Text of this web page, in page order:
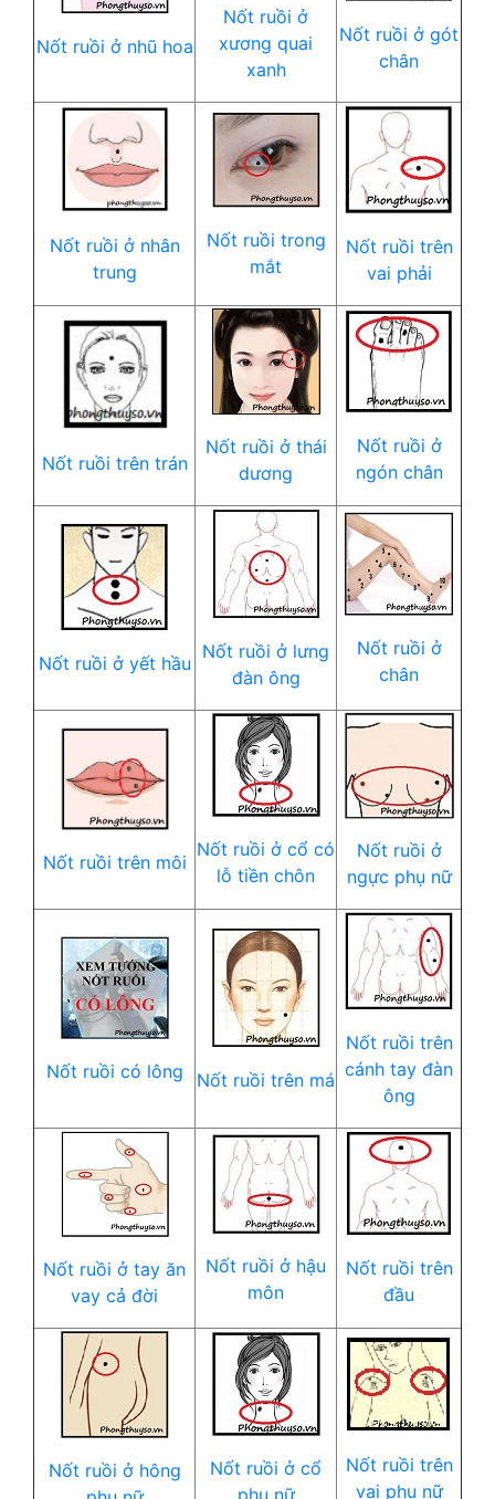
Nốt ruồi ở nhũ hoa
Nốt ruồi ở
xương quai
xanh
Nốt ruồi ở gót
chân
Nốt ruồi ở nhân
trung
Nốt ruồi trong
mắt
Nốt ruồi trên
vai phải
Nốt ruồi trên trán
Nốt ruồi ở thái
dương
Nốt ruồi ở
ngón chân
Nốt ruồi ở yết hầu
Nốt ruồi ở lưng
đàn ông
Nốt ruồi ở
chân
Nốt ruồi trên môi
Nốt ruồi ở cổ có
lỗ tiền chôn
Nốt ruồi ở
ngực phụ nữ
Nốt ruồi có lông Nốt ruồi trên má
Nốt ruồi trên
cánh tay đàn
ông
Nốt ruồi ở tay ăn
vay cả đời
Nốt ruồi ở hậu
môn
Nốt ruồi trên
đầu
Nốt ruồi ở hông
Nốt ruồi ở cổ
Nốt ruồi trên
vai phụ nữ